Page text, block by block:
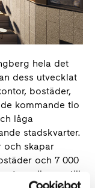
hela det
dess utvecklat
bostäder,
kommande tio
låga
stadskvarter.
och skapar
och 7 000
tunnelbanan till